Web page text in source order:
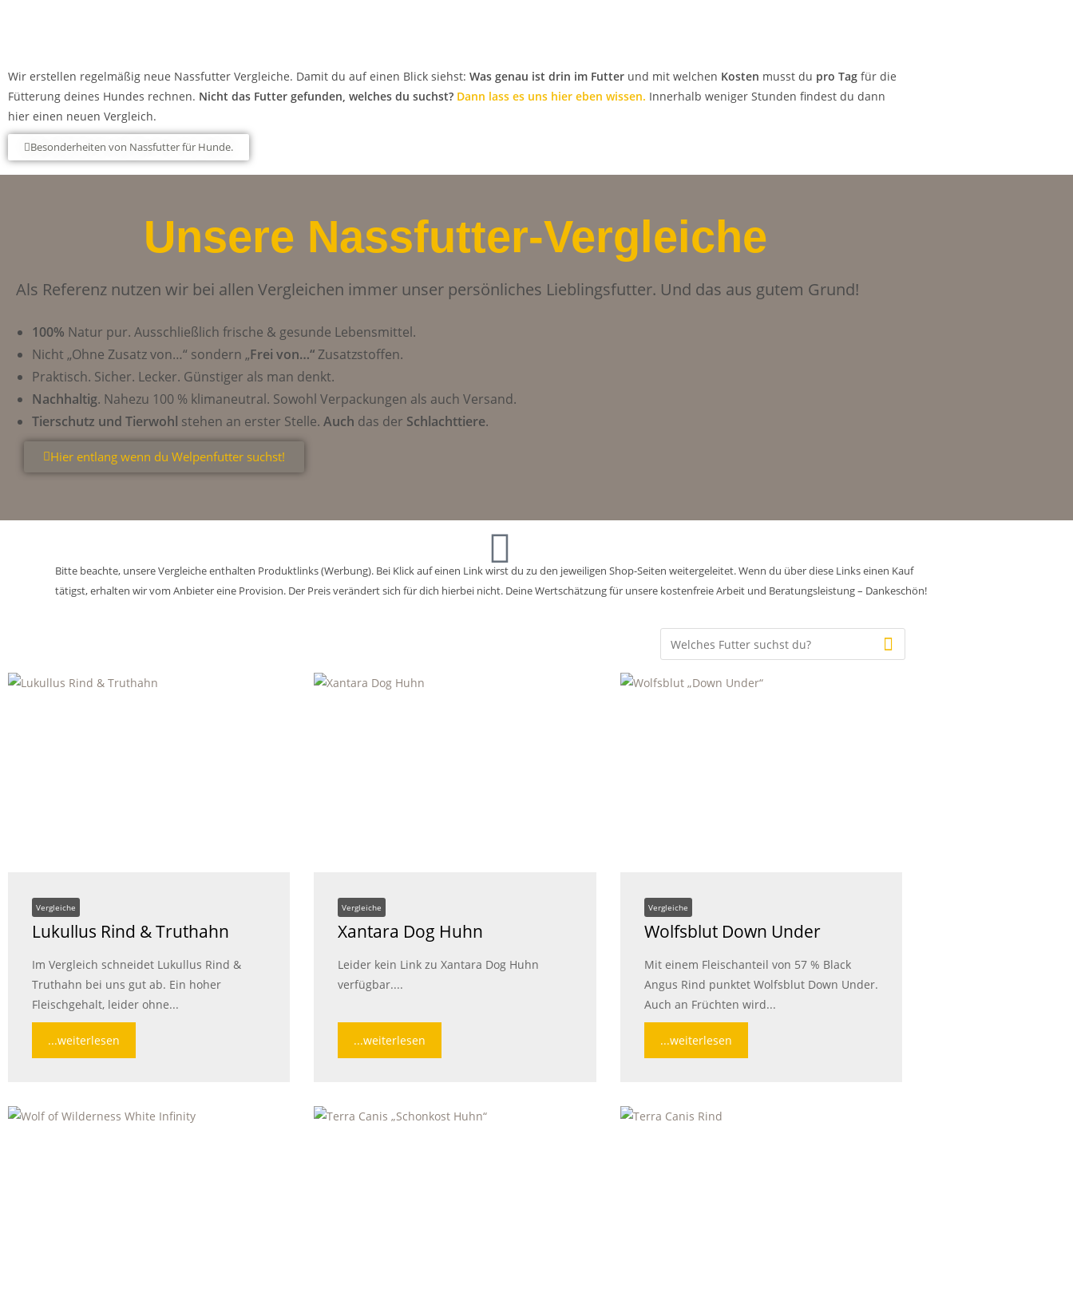
Wir erstellen regelmäßig neue Nassfutter Vergleiche. Damit du auf einen Blick siehst: Was genau ist drin im Futter und mit welchen Kosten musst du pro Tag für die
Fütterung deines Hundes rechnen. Nicht das Futter gefunden, welches du suchst? Dann lass es uns hier eben wissen. Innerhalb weniger Stunden findest du dann
hier einen neuen Vergleich.
Besonderheiten von Nassfutter für Hunde.
Unsere Nassfutter-Vergleiche
Als Referenz nutzen wir bei allen Vergleichen immer unser persönliches Lieblingsfutter. Und das aus gutem Grund!
100% Natur pur. Ausschließlich frische & gesunde Lebensmittel.
Nicht „Ohne Zusatz von…“ sondern „Frei von…“Zusatzstoffen.
Praktisch. Sicher. Lecker. Günstiger als man denkt.
Nachhaltig. Nahezu 100 % klimaneutral. Sowohl Verpackungen als auch Versand.
Tierschutz und Tierwohl stehen an erster Stelle. Auch das der Schlachttiere.
Hier entlang wenn du Welpenfutter suchst!
Bitte beachte, unsere Vergleiche enthalten Produktlinks (Werbung). Bei Klick auf einen Link wirst du zu den jeweiligen Shop-Seiten weitergeleitet. Wenn du über diese Links einen Kauf
tätigst, erhalten wir vom Anbieter eine Provision. Der Preis verändert sich für dich hierbei nicht. Deine Wertschätzung für unsere kostenfreie Arbeit und Beratungsleistung – Dankeschön!
Vergleiche
Lukullus Rind & Truthahn
Im Vergleich schneidet Lukullus Rind &
Truthahn bei uns gut ab. Ein hoher
Fleischgehalt, leider ohne...
...weiterlesen
Vergleiche
Xantara Dog Huhn
Leider kein Link zu Xantara Dog Huhn
verfügbar....
...weiterlesen
Vergleiche
Wolfsblut Down Under
Mit einem Fleischanteil von 57 % Black
Angus Rind punktet Wolfsblut Down Under.
Auch an Früchten wird...
...weiterlesen